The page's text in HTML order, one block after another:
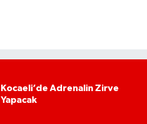
Kocaeli’de Adrenalin Zirve
Yapacak